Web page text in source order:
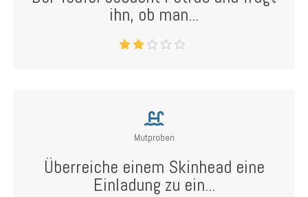
ihn, ob man...
Mutproben
Überreiche einem Skinhead eine
Einladung zu ein...